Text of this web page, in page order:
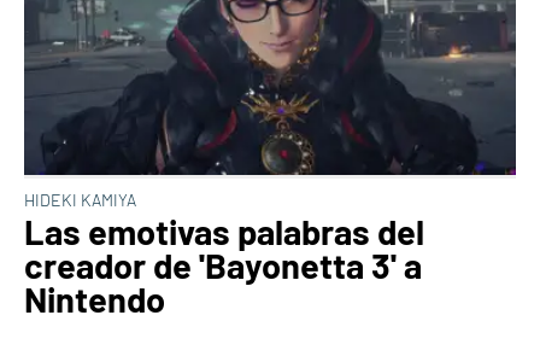
HIDEKI KAMIYA
Las emotivas palabras del
creador de 'Bayonetta 3' a
Nintendo